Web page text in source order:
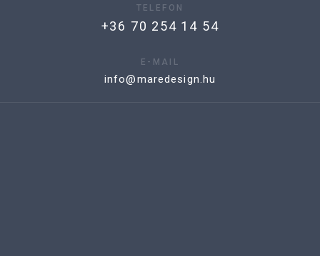
TELEFON
+36 70 254 14 54
E-MAIL
info@maredesign.hu